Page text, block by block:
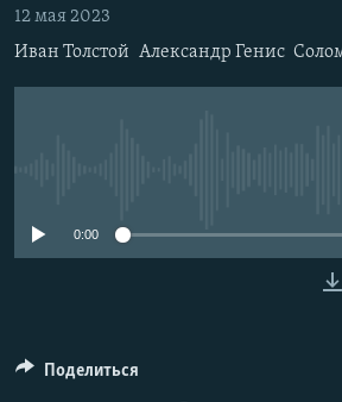
Вернутся
поиску
КАВКАЗ.РЕАЛИИ
СЕВЕР.РЕАЛИИ
12 мая 2023
Иван Толстой Александр Генис
0:00
Поделиться